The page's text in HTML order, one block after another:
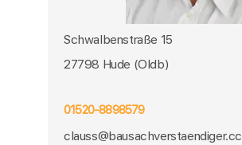
Schwalbenstraße 15
27798 Hude (Oldb)
01520-8898579
clauss@bausachverstaendiger.cc